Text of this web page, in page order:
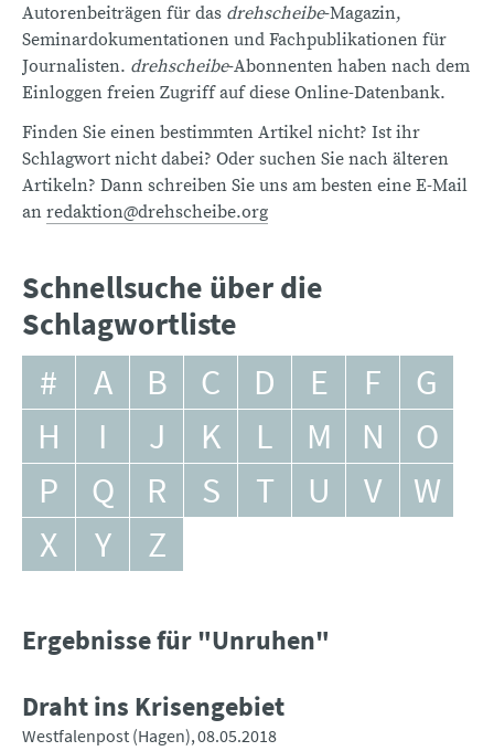
Autorenbeiträgen für das drehscheibe-Magazin,
Seminardokumentationen und Fachpublikationen für
Journalisten. drehscheibe-Abonnenten haben nach dem
Einloggen freien Zugriff auf diese Online-Datenbank.
Finden Sie einen bestimmten Artikel nicht? Ist ihr
Schlagwort nicht dabei? Oder suchen Sie nach älteren
Artikeln? Dann schreiben Sie uns am besten eine E-Mail
an redaktion@drehscheibe.org
Schnellsuche über die
Schlagwortliste
# A B C D E F
G
H
I J K L M N
O
P
Q R S T U V
W
X
Y Z
Ergebnisse für "Unruhen"
Draht ins Krisengebiet
Westfalenpost (Hagen) 08.05.2018